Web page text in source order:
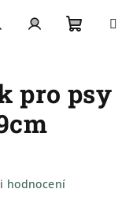
košík
pro psy
hodnocení